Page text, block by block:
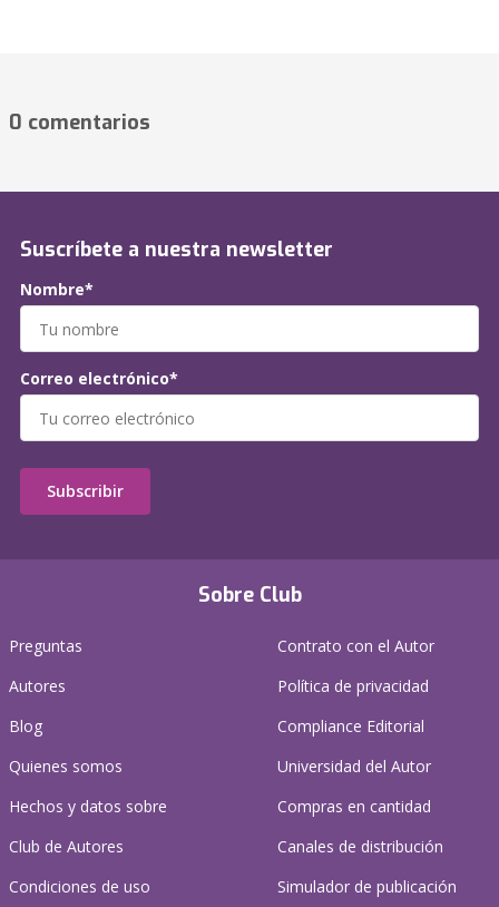
0 comentarios
Sobre Club
Preguntas
Autores
Blog
Quienes somos
Hechos y datos sobre
Club de Autores
Condiciones de uso
Contrato con el Autor
Política de privacidad
Compliance Editorial
Universidad del Autor
Compras en cantidad
Canales de distribución
Simulador de publicación
Suscríbete a nuestra newsletter
Nombre*
Correo electrónico*
Subscribir